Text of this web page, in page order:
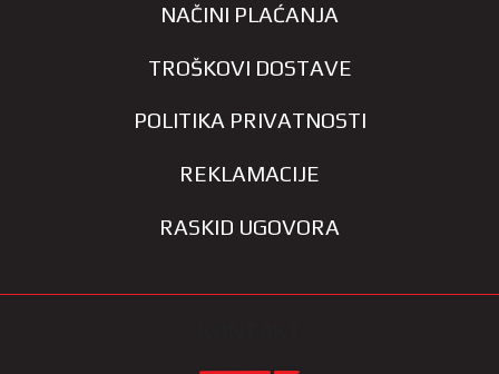
NAČINI PLAĆANJA
TROŠKOVI DOSTAVE
POLITIKA PRIVATNOSTI
REKLAMACIJE
RASKID UGOVORA